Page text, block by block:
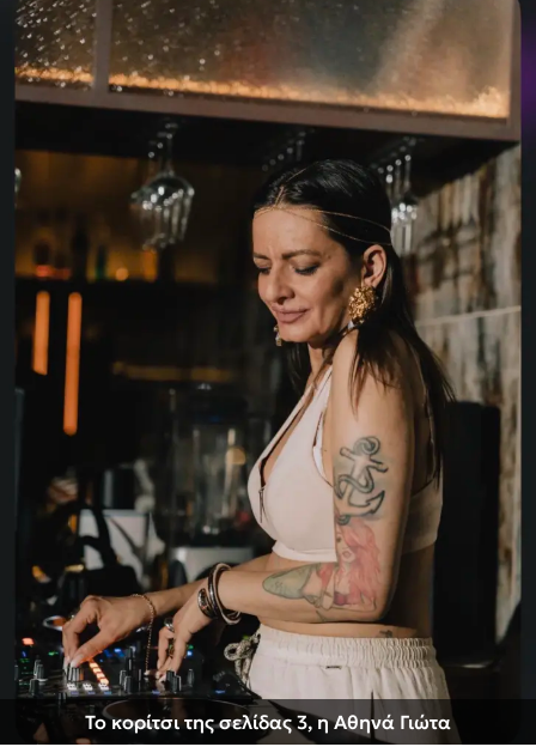
Το κορίτσι της σελίδας 3, η Αθηνά Γιώτα